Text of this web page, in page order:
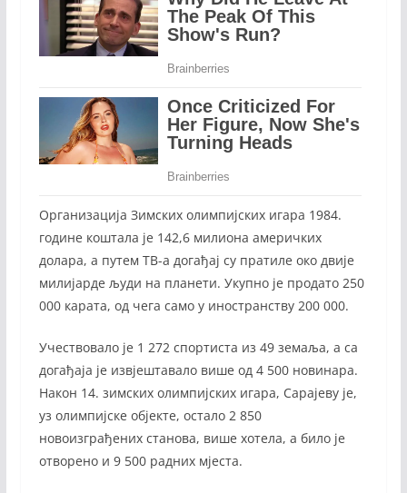
Организација Зимских олимпијских игара 1984.
године коштала је 142,6 милиона америчких
долара, а путем ТВ-а догађај су пратиле око двије
милијарде људи на планети. Укупно је продато 250
000 карата, од чега само у иностранству 200 000.
Учествовало је 1 272 спортиста из 49 земаља, а са
догађаја је извјештавало више од 4 500 новинара.
Након 14. зимских олимпијских игара, Сарајеву је,
уз олимпијске објекте, остало 2 850
новоизграђених станова, више хотела, а било је
отворено и 9 500 радних мјеста.